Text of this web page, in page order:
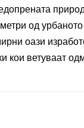
од
оази
кои ветуваат